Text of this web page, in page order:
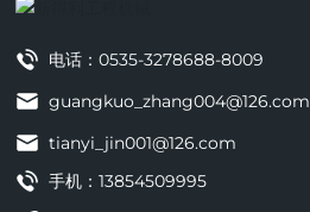
电话：0535-3278688-8009
guangkuo_zhang004@126.com
tianyi_jin001@126.com
手机：13854509995